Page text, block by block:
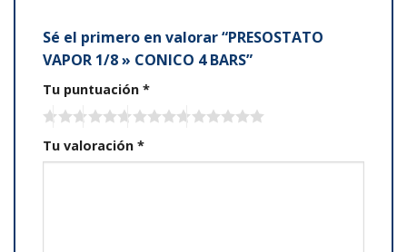
Sé el primero en valorar “PRESOSTATO
VAPOR 1/8 » CONICO 4 BARS”
Tu puntuación *
Tu valoración *